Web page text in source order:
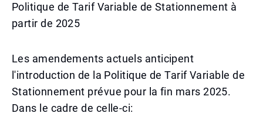
Politique de Tarif Variable de Stationnement à
partir de 2025
Les amendements actuels anticipent
l'introduction de la Politique de Tarif Variable de
Stationnement prévue pour la fin mars 2025.
Dans le cadre de celle-ci: